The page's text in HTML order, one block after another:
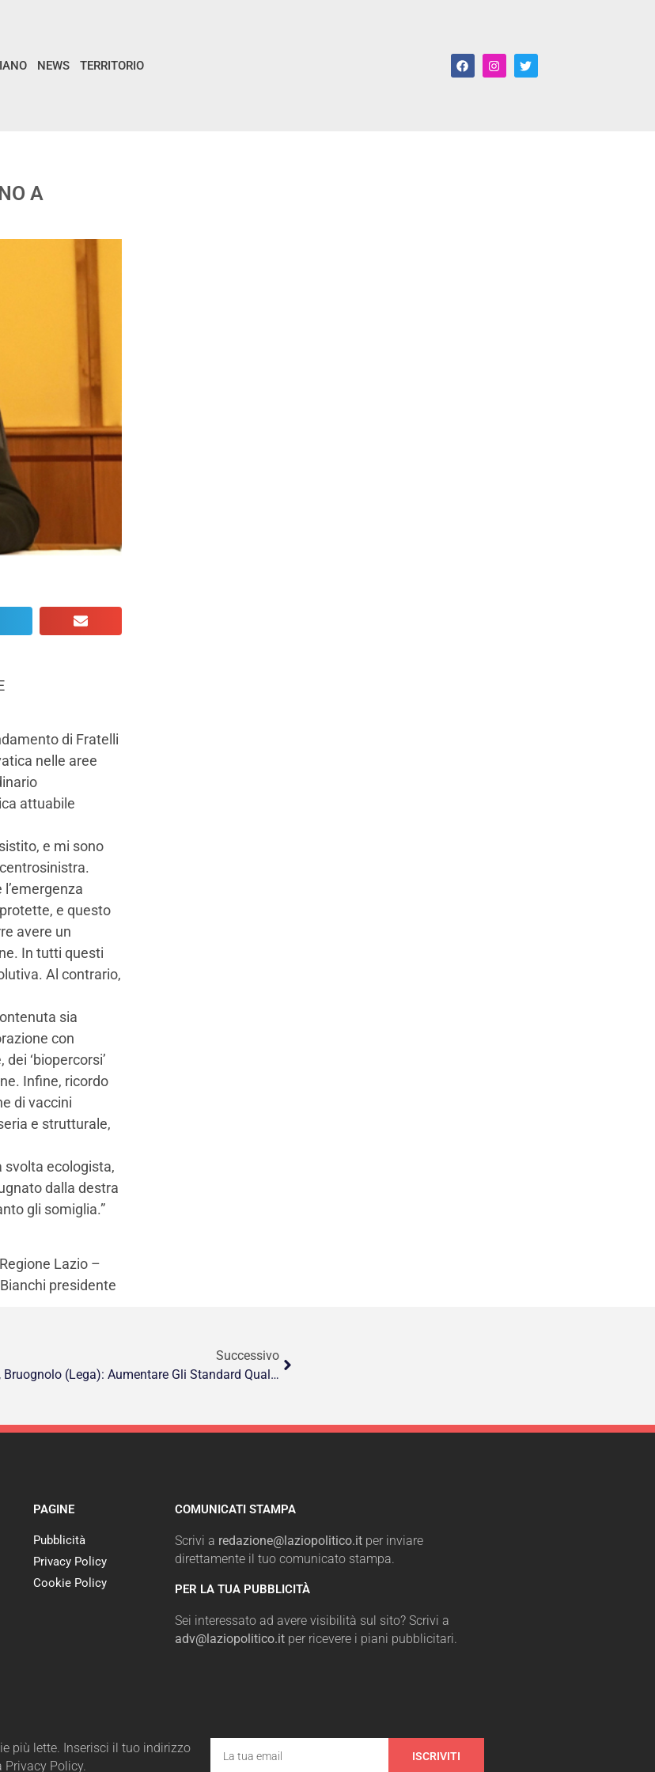
NEWS TERRITORIO
A
di Fratelli
nelle aree
attuabile
e mi sono
e questo
avere un
In tutti questi
Al contrario,
sia
con
‘biopercorsi’
Infine, ricordo
di vaccini
e strutturale,
svolta ecologista,
dalla destra
gli somiglia.”
Lazio –
presidente
Successivo
Trasporti, Bruognolo (Lega): Aumentare Gli Standard Qualitativi Del Servizio Di Cotral Nei Castelli Romani
PAGINE
Pubblicità
Privacy Policy
Cookie Policy
COMUNICATI STAMPA
Scrivi a redazione@laziopolitico.itper inviare
direttamente il tuo comunicato stampa.
PER LA TUA PUBBLICITÀ
Sei interessato ad avere visibilità sul sito? Scrivi a
adv@laziopolitico.it per ricevere i piani pubblicitari.
più lette. Inserisci il tuo indirizzo
Privacy Policy.
ISCRIVITI